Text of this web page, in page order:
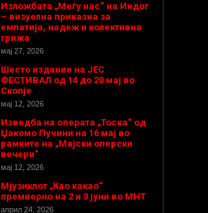
Изложбата „Меѓу нас“ на Индог
– визуелна приказна за
емпатија, надеж и колективна
грижа
мај 27, 2026
Шесто издание на ЈЕС
ФЕСТИВАЛ од 14 до 20 мај во
Скопје
мај 12, 2026
Изведба на операта „Тоска“ од
Џакомо Пучини на 16 мај во
рамките на „Мајски оперски
вечери“
мај 12, 2026
Мјузиклот „Као какао“
премиерно на 2 и 3 јуни во МНТ
април 24, 2026